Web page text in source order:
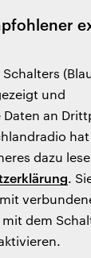
und
Daten an
dazu
.
dem